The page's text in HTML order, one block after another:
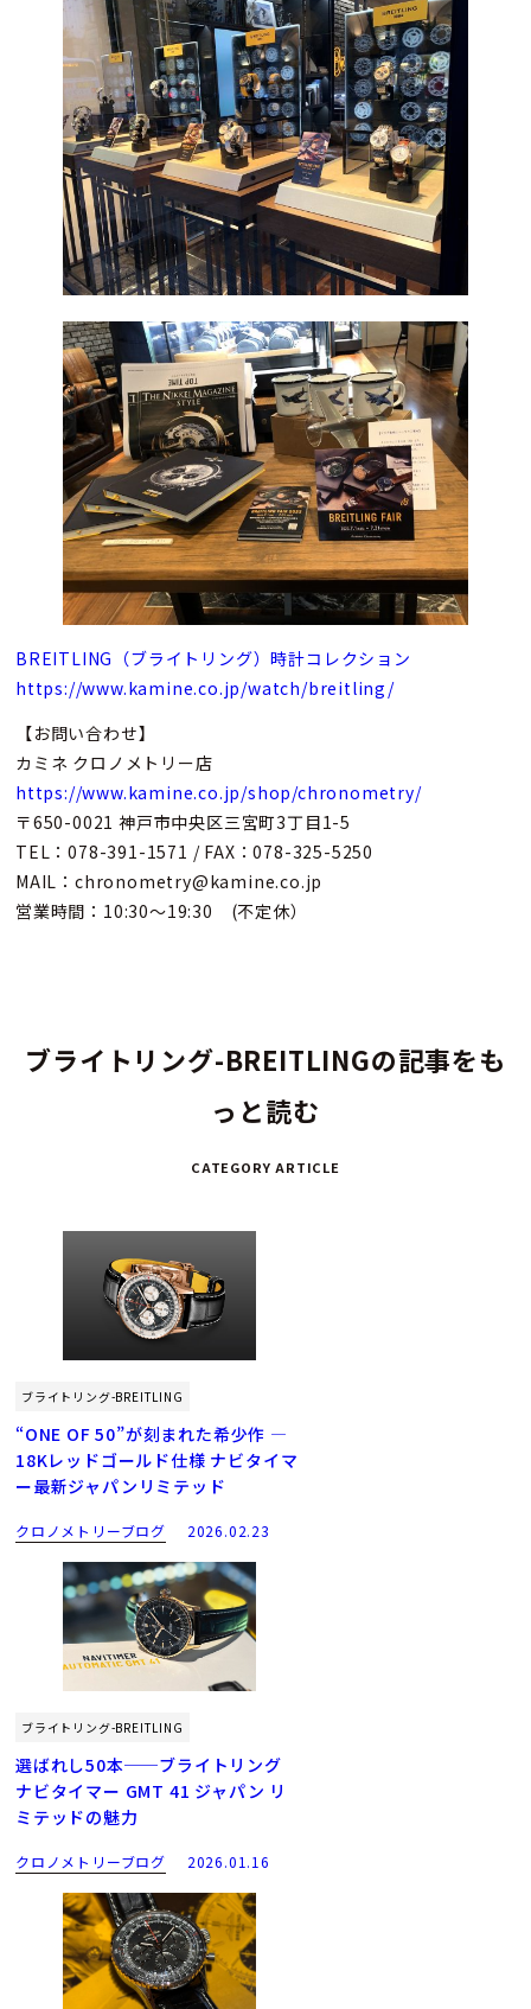
BREITLING（ブライトリング）時計コレクション
https://www.kamine.co.jp/watch/breitling/
【お問い合わせ】
カミネ クロノメトリー店
https://www.kamine.co.jp/shop/chronometry/
〒650-0021 神戸市中央区三宮町3丁目1-5
TEL：078-391-1571 / FAX：078-325-5250
MAIL：chronometry@kamine.co.jp
営業時間：10:30～19:30 (不定休）
ブライトリング-BREITLINGの記事をも
っと読む
CATEGORY ARTICLE
ブライトリング-BREITLING
“ONE OF 50”が刻まれた希少作 ―
18Kレッドゴールド仕様 ナビタイマ
ー最新ジャパンリミテッド
クロノメトリーブログ 2026.02.23
ブライトリング-BREITLING
選ばれし50本──ブライトリング
ナビタイマー GMT 41 ジャパン リ
ミテッドの魅力
クロノメトリーブログ 2026.01.16